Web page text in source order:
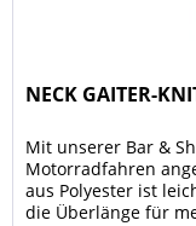
NECK GAITER-
Mit unserer Bar &
Motorradfahren
aus Polyester ist
die Überlänge für